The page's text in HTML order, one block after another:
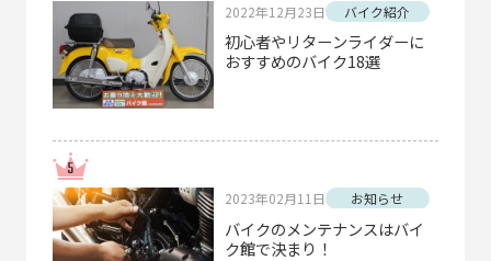
2022年12月23日 バイク紹介
初心者やリターンライダーに
おすすめのバイク18選
2023年02月11日 お知らせ
バイクのメンテナンスはバイ
ク館で決まり！